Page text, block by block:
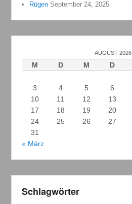
Rügen September 24, 2025
AUGUST 2026
M D M D
3
4 5 6
10
11 12 13
17
18 19 20
24
25 26 27
31
« März
Schlagwörter